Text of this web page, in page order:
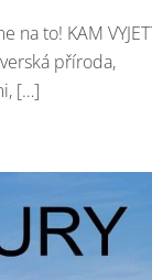
na to! KAM
příroda,
[…]